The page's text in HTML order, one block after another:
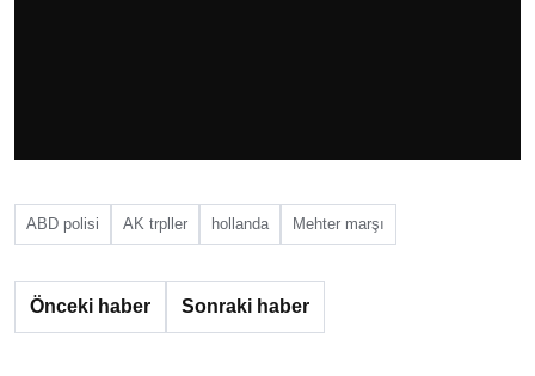
ABD polisi AK trpller hollanda Mehter marşı
Önceki haber Sonraki haber